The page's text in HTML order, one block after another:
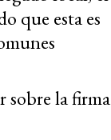
que esta es
sobre la firma